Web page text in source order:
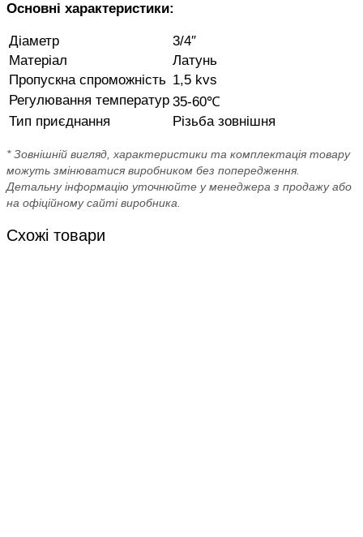
Основні характеристики:
Діаметр
3/4″
Матеріал
Латунь
Пропускна спроможність 1,5 kvs
Регулювання температур 35-60℃
Тип приєднання
Різьба зовнішня
* Зовнішній вигляд, характеристики та комплектація товару
можуть змінюватися виробником без попередження.
Детальну інформацію уточнюйте у менеджера з продажу або
на офіційному сайті виробника.
Схожі товари